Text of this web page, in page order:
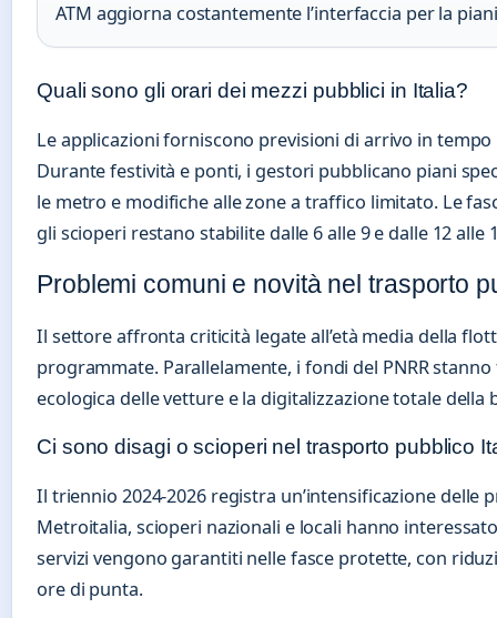
ATM aggiorna costantemente l’interfaccia per la
Quali sono gli orari dei mezzi pubblici in Italia?
Le applicazioni forniscono previsioni di arrivo in tempo
Durante festività e ponti, i gestori pubblicano piani
le metro e modifiche alle zone a traffico limitato. Le
gli scioperi restano stabilite dalle 6 alle 9 e dalle 12 alle
Problemi comuni e novità nel trasporto
Il settore affronta criticità legate all’età media della
programmate. Parallelamente, i fondi del PNRR
ecologica delle vetture e la digitalizzazione totale della
Ci sono disagi o scioperi nel trasporto pubblico
Il triennio 2024-2026 registra un’intensificazione delle
Metroitalia, scioperi nazionali e locali hanno
servizi vengono garantiti nelle fasce protette, con
ore di punta.